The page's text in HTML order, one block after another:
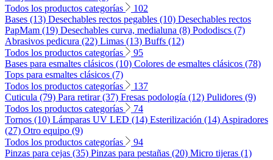
Todos los productos categorías
102
Bases (13) Desechables rectos pegables (10) Desechables rectos
PapMam (19) Desechables curva, medialuna (8) Pododiscs (7)
Abrasivos pedicura (22) Limas (13) Buffs (12)
Todos los productos categorías
95
Bases para esmaltes clásicos (10) Colores de esmaltes clásicos (78)
Tops para esmaltes clásicos (7)
Todos los productos categorías
137
Cuticula (79) Para retirar (37) Fresas podología (12) Pulidores (9)
Todos los productos categorías
74
Tornos (10) Lámparas UV LED (14) Esterilización (14) Aspiradores
(27) Otro equipo (9)
Todos los productos categorías
94
Pinzas para cejas (35) Pinzas para pestañas (20) Micro tijeras (1)